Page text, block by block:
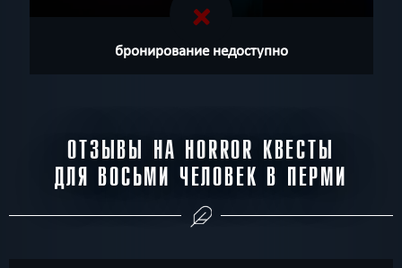
бронирование недоступно
ОТЗЫВЫ НА HORROR КВЕСТЫ
ДЛЯ ВОСЬМИ ЧЕЛОВЕК В ПЕРМИ